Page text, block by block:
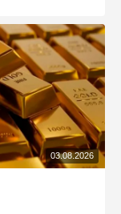
03.08.2026